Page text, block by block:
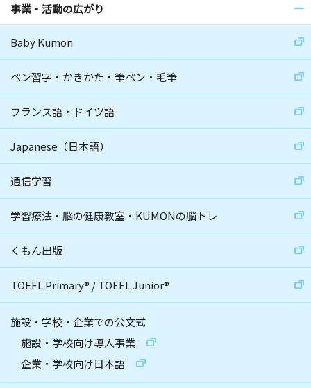
事業・活動の広がり
Baby Kumon
ペン習字・かきかた・筆ペン・毛筆
フランス語・ドイツ語
Japanese（日本語）
通信学習
学習療法・脳の健康教室・KUMONの脳トレ
くもん出版
TOEFL Primary® /TOEFL Junior®
施設・学校・企業での公文式
施設・学校向け導入事業
企業・学校向け日本語